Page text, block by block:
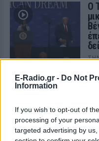
E-Radio.gr - Do Not
Information
If you wish to opt-out of
processing of your
targeted advertising by
Ο